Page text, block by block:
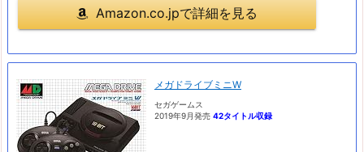
Amazon.co.jpで詳細を見る
メガドライブミニW
セガゲームス
2019年9月発売 42タイトル収録